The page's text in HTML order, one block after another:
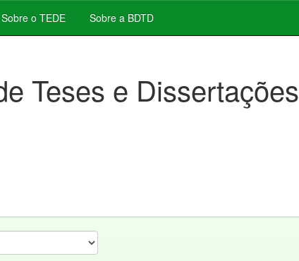
Sobre o TEDE Sobre a BDTD
Teses e Dissertações